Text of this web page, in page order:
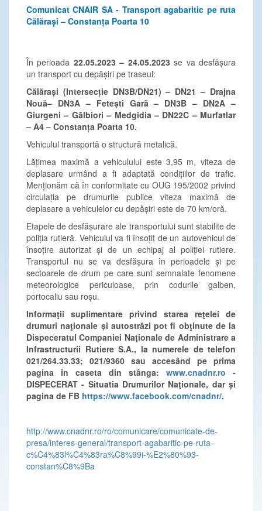
Comunicat CNAIR SA - Transport agabaritic pe ruta
Călărași – Constanța Poarta 10
În perioada 22.05.2023 – 24.05.2023se va desfășura
un transport cu depășiri pe traseul:
Călărași (Intersecție DN3B/DN21) – DN21 – Drajna
Nouă– DN3A – Fetești Gară – DN3B – DN2A –
Giurgeni – Gălbiori – Medgidia – DN22C – Murfatlar
– A4 – Constanța Poarta 10.
Vehiculul transportă o structură metalică.
Lățimea maximă a vehiculului este 3,95 m, viteza de
deplasare urmând a fi adaptată condițiilor de trafic.
Menționăm că în conformitate cu OUG 195/2002 privind
circulația pe drumurile publice viteza maximă de
deplasare a vehiculelor cu depășiri este de 70 km/oră.
Etapele de desfășurare ale transportului sunt stabilite de
poliția rutieră. Vehiculul va fi însoțit de un autovehicul de
însoțire autorizat și de un echipaj al poliției rutiere.
Transportul nu se va desfășura în perioadele și pe
sectoarele de drum pe care sunt semnalate fenomene
meteorologice periculoase, prin codurile galben,
portocaliu sau roșu.
Informaţii suplimentare privind starea reţelei de
drumuri naţionale și autostrăzi pot fi obţinute de la
Dispeceratul Companiei Naţionale de Administrare a
Infrastructurii Rutiere S.A., la numerele de telefon
021/264.33.33; 021/9360 sau accesând pe prima
pagina în caseta din stânga: www.cnadnr.ro -
DISPECERAT - Situatia Drumurilor Naţionale, dar și
pagina de FB https://www.facebook.com/cnadnr/.
http://www.cnadnr.ro/ro/comunicare/comunicate-de-
presa/interes-general/transport-agabaritic-pe-ruta-
c%C4%83l%C4%83ra%C8%99i-%E2%80%93-
constan%C8%9Ba